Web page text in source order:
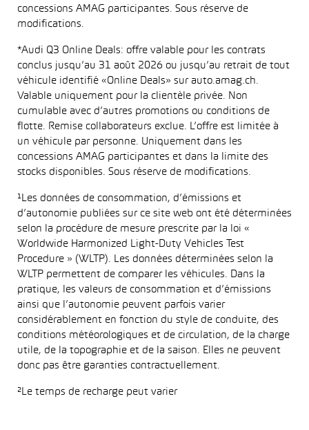
concessions AMAG participantes. Sous réserve de
modifications.
*Audi Q3 Online Deals: offre valable pour les contrats
conclus jusqu’au 31 août 2026 ou jusqu’au retrait de tout
véhicule identifié «Online Deals» sur auto.amag.ch.
Valable uniquement pour la clientèle privée. Non
cumulable avec d’autres promotions ou conditions de
flotte. Remise collaborateurs exclue. L’offre est limitée à
un véhicule par personne. Uniquement dans les
concessions AMAG participantes et dans la limite des
stocks disponibles. Sous réserve de modifications.
¹Les données de consommation, d’émissions et
d’autonomie publiées sur ce site web ont été déterminées
selon la procédure de mesure prescrite par la loi «
Worldwide Harmonized Light-Duty Vehicles Test
Procedure » (WLTP). Les données déterminées selon la
WLTP permettent de comparer les véhicules. Dans la
pratique, les valeurs de consommation et d’émissions
ainsi que l’autonomie peuvent parfois varier
considérablement en fonction du style de conduite, des
conditions météorologiques et de circulation, de la charge
utile, de la topographie et de la saison. Elles ne peuvent
donc pas être garanties contractuellement.
²Le temps de recharge peut varier